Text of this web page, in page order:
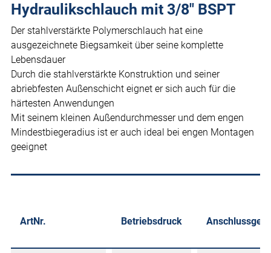
Hydraulikschlauch mit 3/8" BSPT
Der stahlverstärkte Polymerschlauch hat eine
ausgezeichnete Biegsamkeit über seine komplette
Lebensdauer
Durch die stahlverstärkte Konstruktion und seiner
abriebfesten Außenschicht eignet er sich auch für die
härtesten Anwendungen
Mit seinem kleinen Außendurchmesser und dem engen
Mindestbiegeradius ist er auch ideal bei engen Montagen
geeignet
ArtNr. Betriebsdruck